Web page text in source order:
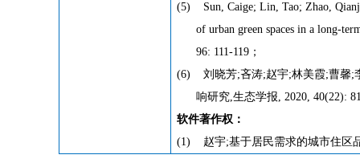
(5)
Sun, Caige; Lin, Tao; Zhao,
of urban green spaces in a long-
96: 111-119；
(6)
刘晓芳;吝涛;赵宇;林美霞;曹馨;
响研究,生态学报, 2020, 40(22):
软件著作权：
(1)
赵宇;基于居民需求的城市住区